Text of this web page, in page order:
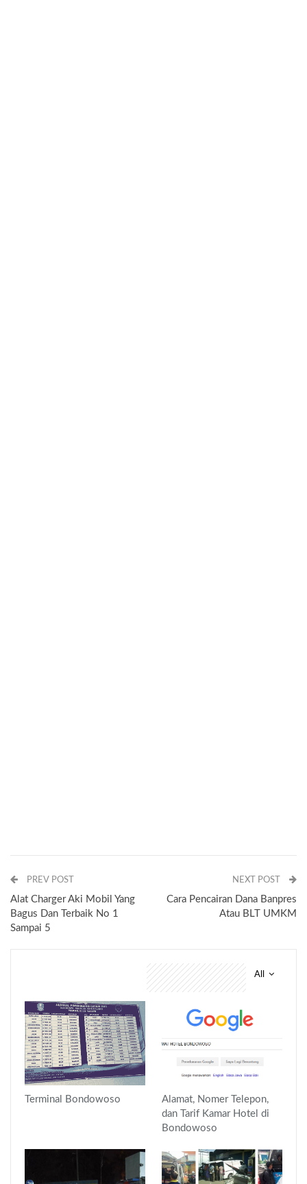
PREV POST
Alat Charger Aki Mobil Yang
Bagus Dan Terbaik No 1
Sampai 5
NEXT POST
Cara Pencairan Dana Banpres
Atau BLT UMKM
All
Terminal Bondowoso
Alamat, Nomer Telepon,
dan Tarif Kamar Hotel di
Bondowoso